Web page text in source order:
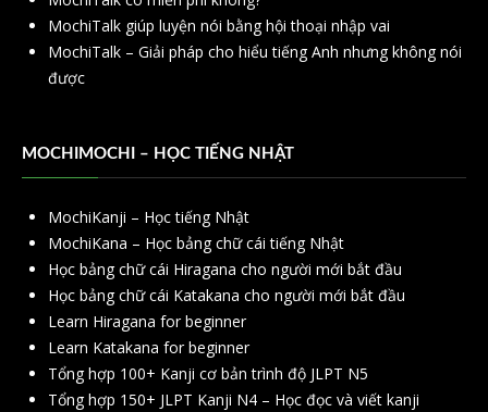
MochiTalk giúp luyện nói bằng hội thoại nhập vai
MochiTalk – Giải pháp cho hiểu tiếng Anh nhưng không nói
được
MOCHIMOCHI – HỌC TIẾNG NHẬT
MochiKanji – Học tiếng Nhật
MochiKana – Học bảng chữ cái tiếng Nhật
Học bảng chữ cái Hiragana cho người mới bắt đầu
Học bảng chữ cái Katakana cho người mới bắt đầu
Learn Hiragana for beginner
Learn Katakana for beginner
Tổng hợp 100+ Kanji cơ bản trình độ JLPT N5
Tổng hợp 150+ JLPT Kanji N4 – Học đọc và viết kanji